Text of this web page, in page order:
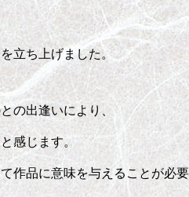
立ち上げました。
の出逢いにより、
感じます。
作品に意味を与えることが必